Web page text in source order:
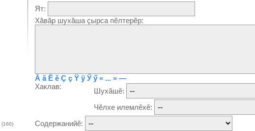
Ят:
Хăвăр шухăша çырса пĕлтерĕр:
Ă ă Ĕ ĕ Ç ç Ÿ ÿ Ӳ ӳ « ... » —
Хаклав:
Шухăшĕ:
Чĕлхе илемлĕхĕ:
Содержанийĕ:
(160)